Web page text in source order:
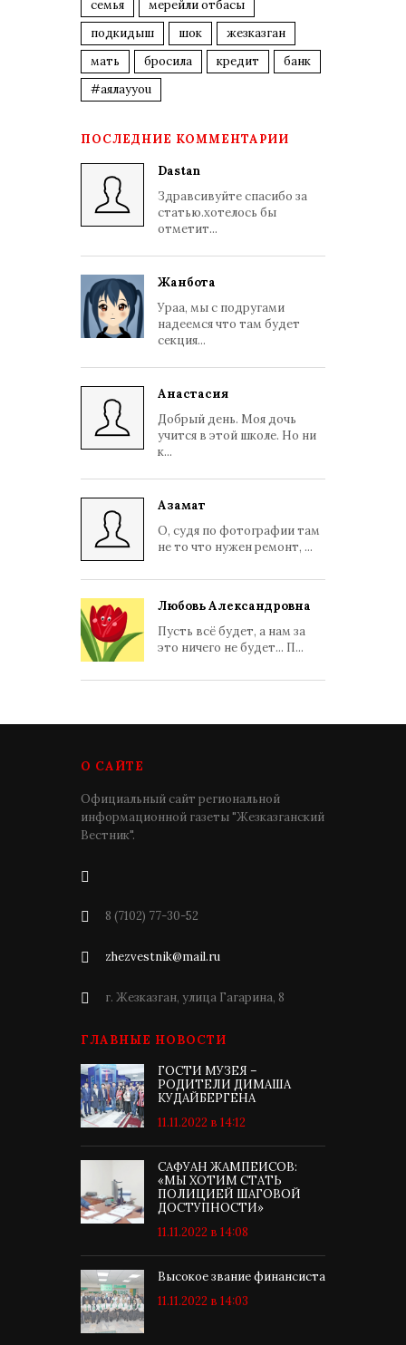
семья
мерейли отбасы
подкидыш
шок
жезказган
мать
бросила кредит
банк
#аялауyou
ПОСЛЕДНИЕ КОММЕНТАРИИ
Dastan
Здравсивуйте спасибо за
статью.хотелось бы
отметит...
Жанбота
Ураа, мы с подругами
надеемся что там будет
секция...
Анастасия
Добрый день. Моя дочь
учится в этой школе. Но ни
к...
Азамат
О, судя по фотографии там
не то что нужен ремонт, ...
Любовь Александровна
Пусть всё будет, а нам за
это ничего не будет... П...
О САЙТЕ
Официальный сайт региональной
информационной газеты "Жезказганский
Вестник".
8 (7102) 77-30-52
zhezvestnik@mail.ru
г. Жезказган, улица Гагарина, 8
ГЛАВНЫЕ НОВОСТИ
ГОСТИ МУЗЕЯ –
РОДИТЕЛИ ДИМАША
КУДАЙБЕРГЕНА
11.11.2022 в 14:12
САФУАН ЖАМПЕИСОВ:
«МЫ ХОТИМ СТАТЬ
ПОЛИЦИЕЙ ШАГОВОЙ
ДОСТУПНОСТИ»
11.11.2022 в 14:08
Высокое звание финансиста
11.11.2022 в 14:03